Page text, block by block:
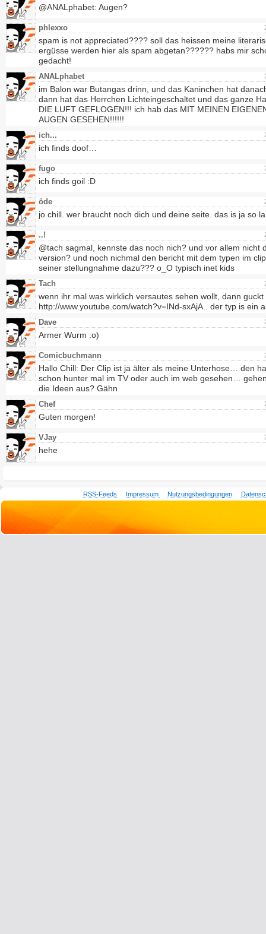
@ANALphabet: Augen?
phlexxo
spam is not appreciated???? soll das heissen meine
ergüsse werden hier als spam abgetan?????? habs mir
gedacht!
ANALphabet
im Balon war Butangas drinn, und das Kaninchen hat
dann hat das Herrchen Lichteingeschaltet und das ganze
DIE LUFT GEFLOGEN!!! ich hab das MIT MEINEN
AUGEN GESEHEN!!!!!!
ich...
ich finds doof…
fugo
ich finds goil :D
öde
jo chill. wer braucht noch dich und deine seite. das is ja so
..!
@tach sagmal, kennste das noch nich? und vor allem nicht
version? und noch nichmal den bericht mit dem typen im
seiner stellungnahme dazu??? o_O typisch inet kids
Tach
wenn ihr mal was wirklich versautes sehen wollt, dann guckt
http://www.youtube.com/watch?v=INd-sxAjA.. der typ is ein
Dave
Armer Wurm :o)
Comicbuchmann
Hallo Chill: Der Clip ist ja älter als meine Unterhose… den
schon hunter mal im TV oder auch im web gesehen…
die Ideen aus? Gähn
Chef
Guten morgen!
VJay
hehe
RSS-Feeds Impressum Nutzungsbedingungen